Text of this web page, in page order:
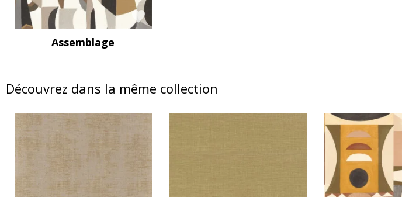
Assemblage
Découvrez dans la même collection